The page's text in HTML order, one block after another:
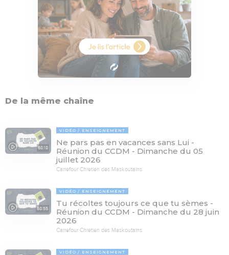
De la même chaîne
68:18
VIDÉO ENSEIGNEMENT
Ne pars pas en vacances sans Lui -
Réunion du CCDM - Dimanche du 05
juillet 2026
Carrefour Chretien des Maskoutains
68:55
VIDÉO ENSEIGNEMENT
Tu récoltes toujours ce que tu sèmes -
Réunion du CCDM - Dimanche du 28 juin
2026
Carrefour Chretien des Maskoutains
VIDÉO ENSEIGNEMENT